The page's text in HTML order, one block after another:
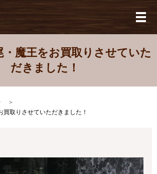
メ
・魔王をお買取りさせていた
だきました！
取りさせていただきました！